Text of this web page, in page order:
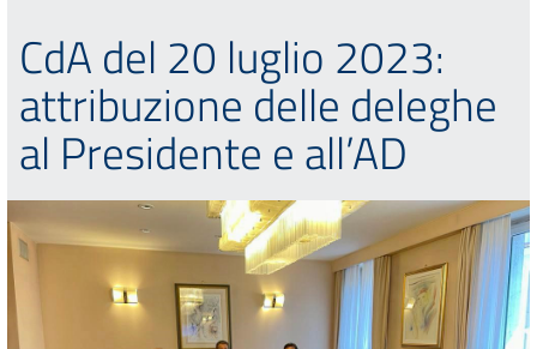
CdA del 20 luglio 2023:
attribuzione delle deleghe
al Presidente e all’AD